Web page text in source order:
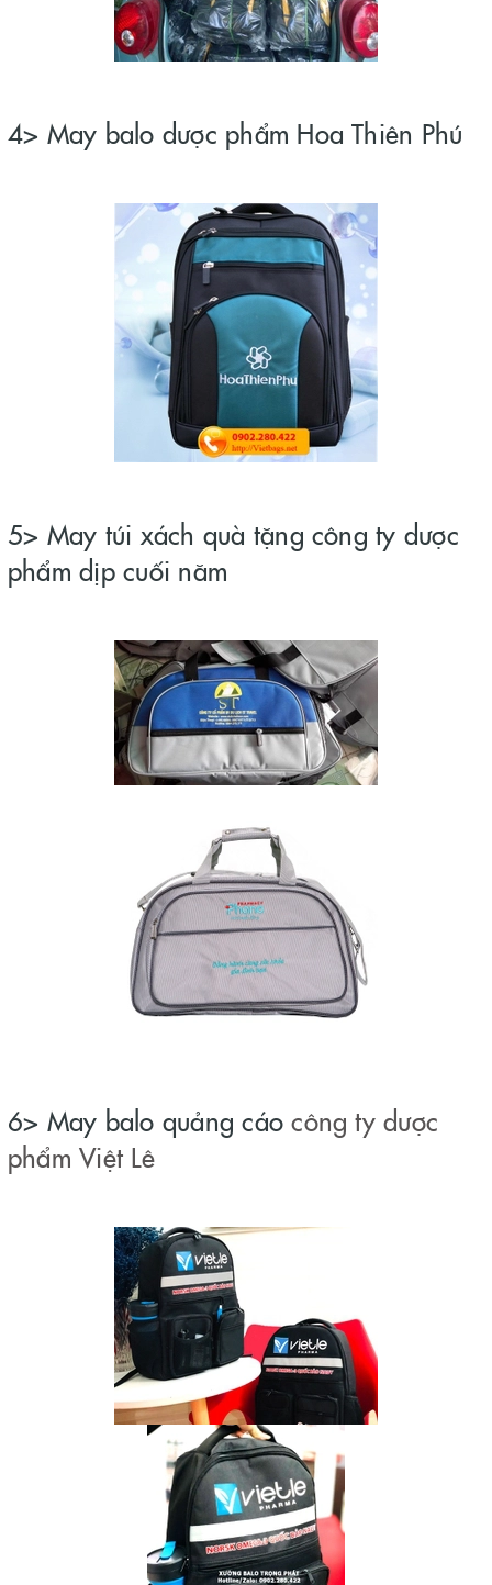
4> May balo dược phẩm Hoa Thiên Phú
5> May túi xách quà tặng công ty dược
phẩm dịp cuối năm
6> May balo quảng cáocông ty dược
phẩm Việt Lê